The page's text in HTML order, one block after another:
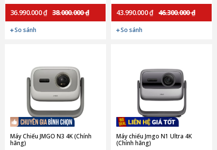
36.990.000 ₫ 38.000.000 ₫
So sánh
43.990.000 ₫ 46.300.000 ₫
So sánh
Máy Chiếu JMGO N3 4K (Chính
hãng)
Máy chiếu Jmgo N1 Ultra 4K
(Chính hãng)